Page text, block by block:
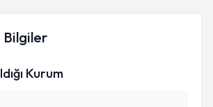
ederiz. Allah’ın izniyle
sağlıgına ailemizi de tekrar huzura
sizden razı olsun hocam
Bilgiler
Kurum